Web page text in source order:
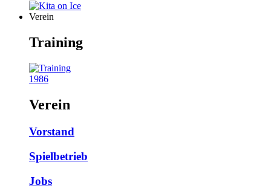
Verein
Training
1986
Verein
Vorstand
Spielbetrieb
Jobs